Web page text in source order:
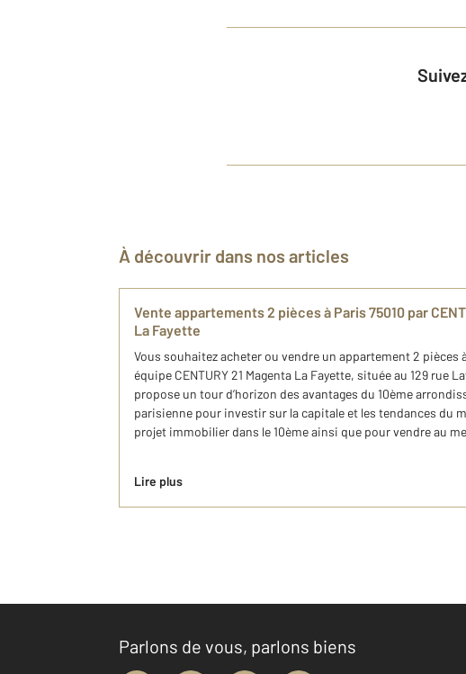
À découvrir dans nos articles
Vente appartements 2 pièces à Paris 75010 par
La Fayette
Vous souhaitez acheter ou vendre un appartement 2 pièces
équipe CENTURY 21 Magenta La Fayette, située au 129 rue
propose un tour d’horizon des avantages du 10ème
parisienne pour investir sur la capitale et les tendances du
projet immobilier dans le 10ème ainsi que pour vendre au
Lire plus
Parlons de vous, parlons biens